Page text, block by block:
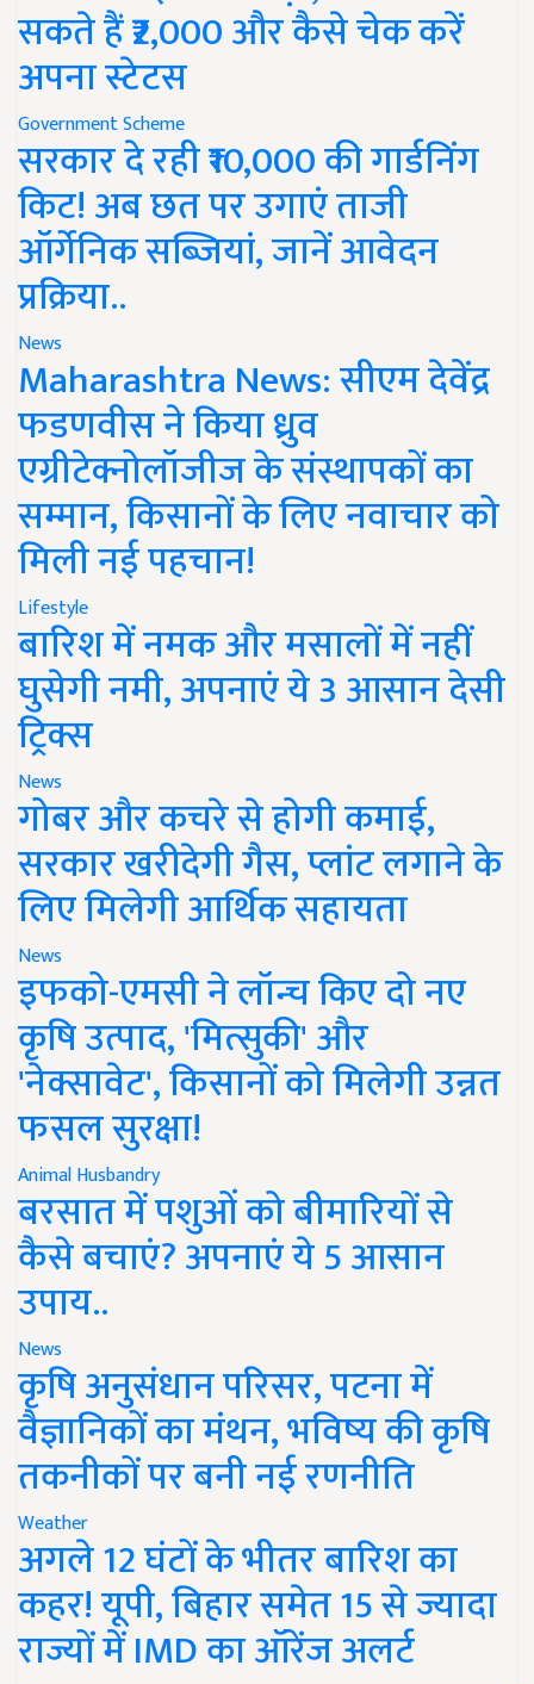
सकते हैं ₹2,000 और कैसे चेक करें
अपना स्टेटस
Government Scheme
सरकार दे रही ₹10,000 की गार्डनिंग
किट! अब छत पर उगाएं ताजी
ऑर्गेनिक सब्जियां, जानें आवेदन
प्रक्रिया..
News
Maharashtra News: सीएम देवेंद्र
फडणवीस ने किया ध्रुव
एग्रीटेक्नोलॉजीज के संस्थापकों का
सम्मान, किसानों के लिए नवाचार को
मिली नई पहचान!
Lifestyle
बारिश में नमक और मसालों में नहीं
घुसेगी नमी, अपनाएं ये 3 आसान देसी
ट्रिक्स
News
गोबर और कचरे से होगी कमाई,
सरकार खरीदेगी गैस, प्लांट लगाने के
लिए मिलेगी आर्थिक सहायता
News
इफको-एमसी ने लॉन्च किए दो नए
कृषि उत्पाद, 'मित्सुकी' और
'नेक्सावेट', किसानों को मिलेगी उन्नत
फसल सुरक्षा!
Animal Husbandry
बरसात में पशुओं को बीमारियों से
कैसे बचाएं? अपनाएं ये 5 आसान
उपाय..
News
कृषि अनुसंधान परिसर, पटना में
वैज्ञानिकों का मंथन, भविष्य की कृषि
तकनीकों पर बनी नई रणनीति
Weather
अगले 12 घंटों के भीतर बारिश का
कहर! यूपी, बिहार समेत 15 से ज्यादा
राज्यों में IMD का ऑरेंज अलर्ट